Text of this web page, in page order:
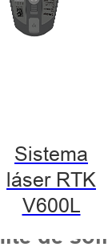
Sistema
láser RTK
V600L
29 de
de
de